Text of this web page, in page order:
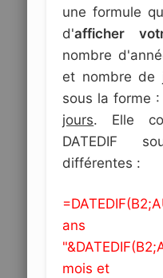
une formule
d'afficher
nombre
et nombre de
sous la forme :
jours. Elle
DATEDIF
différentes :
ans
mois et